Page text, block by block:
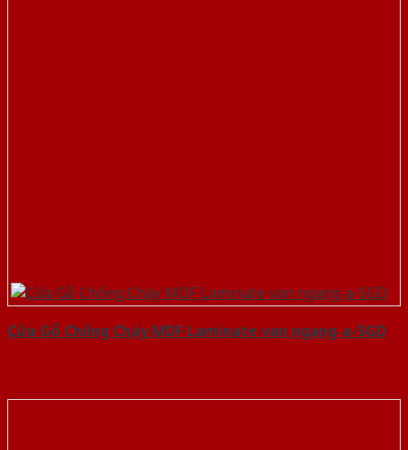
Cửa Gỗ Chống Cháy MDF Laminate van ngang-a-SGD